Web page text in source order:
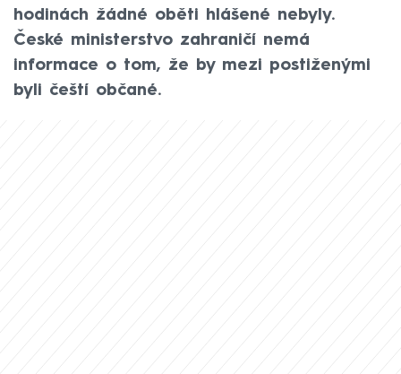
hodinách žádné oběti hlášené nebyly.
České ministerstvo zahraničí nemá
informace o tom, že by mezi postiženými
byli čeští občané.